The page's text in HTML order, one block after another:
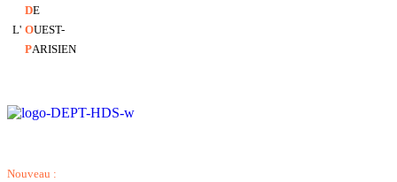
DE
L' OUEST-
PARISIEN
Nouveau :